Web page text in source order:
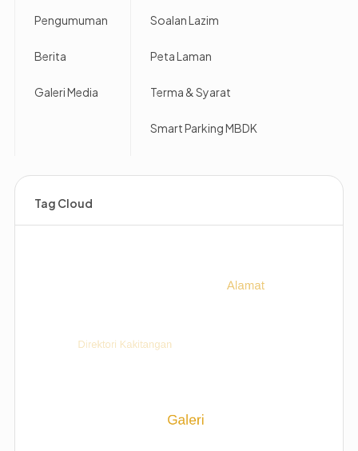
Pengumuman
Berita
Galeri Media
Soalan Lazim
Peta Laman
Terma & Syarat
Smart Parking MBDK
Tag Cloud